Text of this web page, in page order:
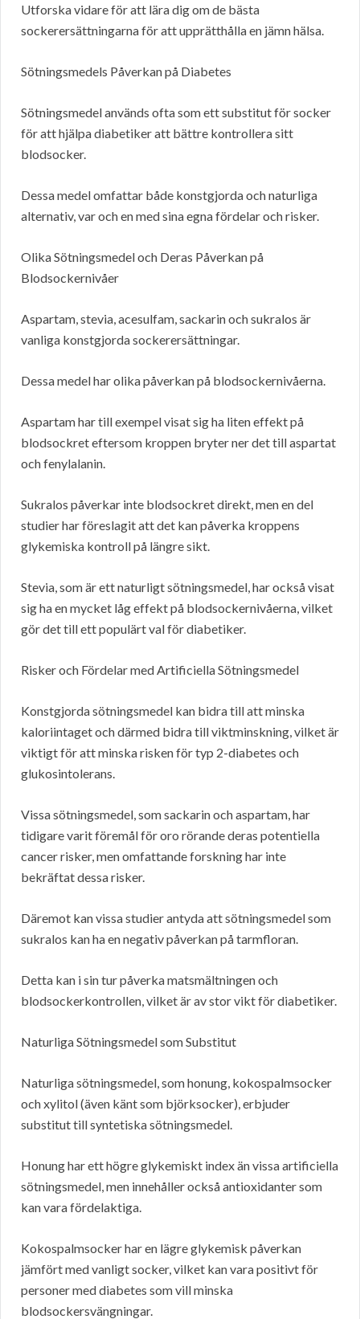
Utforska vidare för att lära dig om de bästa
sockerersättningarna för att upprätthålla en jämn hälsa.
Sötningsmedels Påverkan på Diabetes
Sötningsmedel används ofta som ett substitut för socker
för att hjälpa diabetiker att bättre kontrollera sitt
blodsocker.
Dessa medel omfattar både konstgjorda och naturliga
alternativ, var och en med sina egna fördelar och risker.
Olika Sötningsmedel och Deras Påverkan på
Blodsockernivåer
Aspartam, stevia, acesulfam, sackarin och sukralos är
vanliga konstgjorda sockerersättningar.
Dessa medel har olika påverkan på blodsockernivåerna.
Aspartam har till exempel visat sig ha liten effekt på
blodsockret eftersom kroppen bryter ner det till aspartat
och fenylalanin.
Sukralos påverkar inte blodsockret direkt, men en del
studier har föreslagit att det kan påverka kroppens
glykemiska kontroll på längre sikt.
Stevia, som är ett naturligt sötningsmedel, har också visat
sig ha en mycket låg effekt på blodsockernivåerna, vilket
gör det till ett populärt val för diabetiker.
Risker och Fördelar med Artificiella Sötningsmedel
Konstgjorda sötningsmedel kan bidra till att minska
kaloriintaget och därmed bidra till viktminskning, vilket är
viktigt för att minska risken för typ 2-diabetes och
glukosintolerans.
Vissa sötningsmedel, som sackarin och aspartam, har
tidigare varit föremål för oro rörande deras potentiella
cancer risker, men omfattande forskning har inte
bekräftat dessa risker.
Däremot kan vissa studier antyda att sötningsmedel som
sukralos kan ha en negativ påverkan på tarmfloran.
Detta kan i sin tur påverka matsmältningen och
blodsockerkontrollen, vilket är av stor vikt för diabetiker.
Naturliga Sötningsmedel som Substitut
Naturliga sötningsmedel, som honung, kokospalmsocker
och xylitol (även känt som björksocker), erbjuder
substitut till syntetiska sötningsmedel.
Honung har ett högre glykemiskt index än vissa artificiella
sötningsmedel, men innehåller också antioxidanter som
kan vara fördelaktiga.
Kokospalmsocker har en lägre glykemisk påverkan
jämfört med vanligt socker, vilket kan vara positivt för
personer med diabetes som vill minska
blodsockersvängningar.